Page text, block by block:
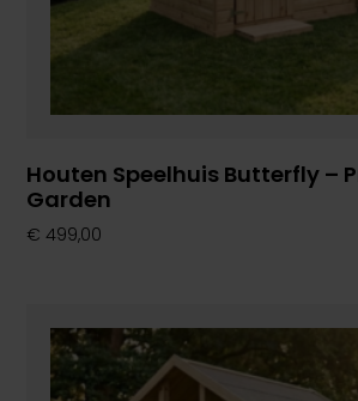
Houten Speelhuis Butterfly –
Garden
€ 499,00